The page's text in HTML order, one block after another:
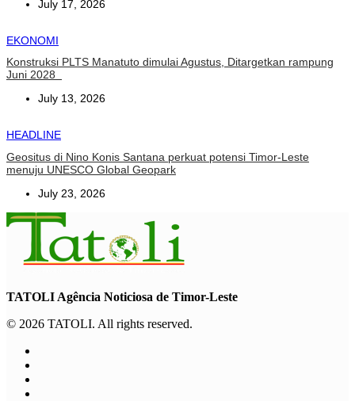
July 17, 2026
EKONOMI
Konstruksi PLTS Manatuto dimulai Agustus, Ditargetkan rampung
Juni 2028
July 13, 2026
HEADLINE
Geositus di Nino Konis Santana perkuat potensi Timor-Leste
menuju UNESCO Global Geopark
July 23, 2026
TATOLI Agência Noticiosa de Timor-Leste
© 2026 TATOLI. All rights reserved.